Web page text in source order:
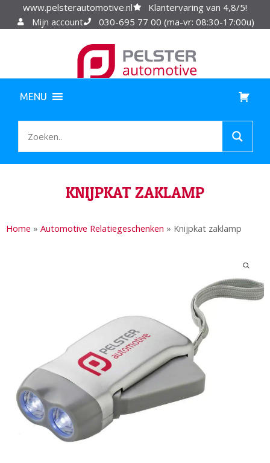
www.pelsterautomotive.nl
Klantervaring van 4,8/5!
Mijn account
030-695 77 00 (ma-vr: 08:30-17:00u)
MENU
KNIJPKAT ZAKLAMP
Home » Automotive Relatiegeschenken » Knijpkat zaklamp